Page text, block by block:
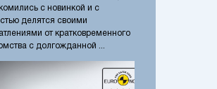
с новинкой и с
делятся своими
от кратковременного
с долгожданной ...